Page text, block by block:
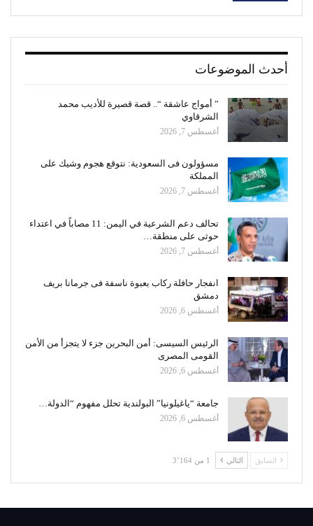
أحدث الموضوعات
” أمواج عاشقة “.. قصة قصيرة للأديب محمد
الشرقاوي
أغسطس 7, 2026
مسؤولون فى السعودية: نتوقع هجوم وشيك على
المملكة
أغسطس 7, 2026
تحالف دعم الشرعية في اليمن: 11 مصاباً في اعتداء
حوثى على منطقة…
أغسطس 7, 2026
انفجار حافلة ركاب بعبوة ناسفة فى جرمانا بريف
دمشق
أغسطس 6, 2026
الرئيس السيسى: أمن البحرين جزء لا يتجزأ من الأمن
القومى المصرى
أغسطس 6, 2026
جامعة “ياغيلونيا” البولندية تحلل مفهوم “الدولة…
أغسطس 6, 2026
السابق التالي 1 من 3٬164